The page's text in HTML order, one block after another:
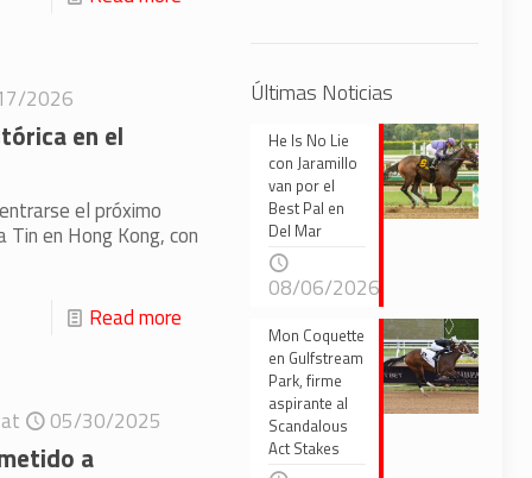
2026
en el
el próximo
en Hong Kong, con
Read more
at 05/30/2025
a
Últimas Noticias
He Is No Lie
con Jaramillo
van por el
Best Pal en
Del Mar
08/06/2026
Mon Coquette
en Gulfstream
Park, firme
aspirante al
Scandalous
Act Stakes